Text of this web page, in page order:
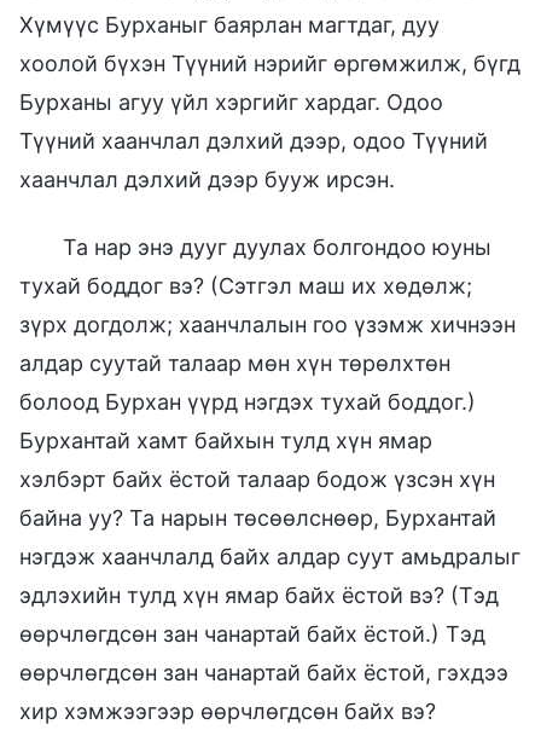
Хүмүүс Бурханыг баярлан магтдаг, дуу
хоолой бүхэн Түүний нэрийг өргөмжилж, бүгд
Бурханы агуу үйл хэргийг хардаг. Одоо
Түүний хаанчлал дэлхий дээр, одоо Түүний
хаанчлал дэлхий дээр бууж ирсэн.
Та нар энэ дууг дуулах болгондоо юуны
тухай боддог вэ? (Сэтгэл маш их хөдөлж;
зүрх догдолж; хаанчлалын гоо үзэмж хичнээн
алдар суутай талаар мөн хүн төрөлхтөн
болоод Бурхан үүрд нэгдэх тухай боддог.)
Бурхантай хамт байхын тулд хүн ямар
хэлбэрт байх ёстой талаар бодож үзсэн хүн
байна уу? Та нарын төсөөлснөөр, Бурхантай
нэгдэж хаанчлалд байх алдар суут амьдралыг
эдлэхийн тулд хүн ямар байх ёстой вэ? (Тэд
өөрчлөгдсөн зан чанартай байх ёстой.) Тэд
өөрчлөгдсөн зан чанартай байх ёстой, гэхдээ
хир хэмжээгээр өөрчлөгдсөн байх вэ?